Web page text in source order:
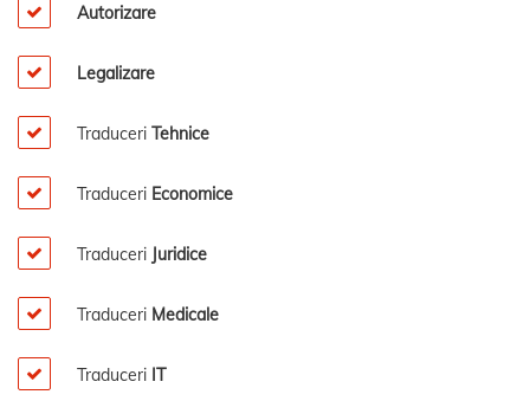
Autorizare
Legalizare
Traduceri Tehnice
Traduceri Economice
Traduceri Juridice
Traduceri Medicale
Traduceri IT